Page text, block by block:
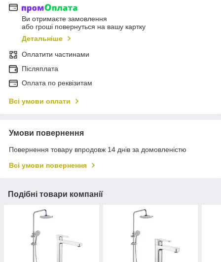
Ви отримаєте замовлення
або гроші повернуться на вашу картку
Детальніше
Оплатити частинами
Післяплата
Оплата по реквізитам
Всі умови оплати
Умови повернення
Повернення товару впродовж 14 днів за домовленістю
Всі умови повернення
Подібні товари компанії